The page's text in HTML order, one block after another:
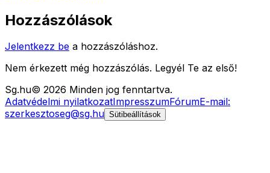
Hozzászólások
Jelentkezz be a hozzászóláshoz.
Nem érkezett még hozzászólás. Legyél Te az első!
Sg.hu© 2026 Minden jog fenntartva.
Adatvédelmi nyilatkozatImpresszumFórumE-mail:
szerkesztoseg@sg.hu Sütibeállítások